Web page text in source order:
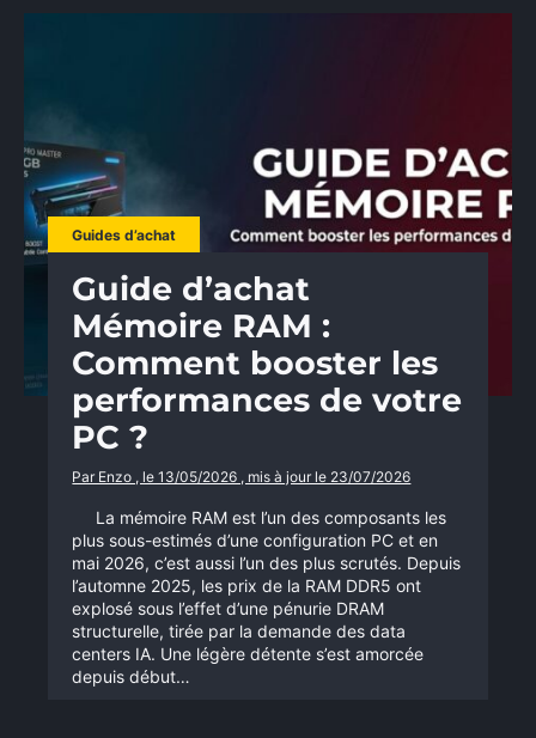
Guides d’achat
Guide d’achat
Mémoire RAM :
Comment booster les
performances de votre
PC ?
Par Enzo , le 13/05/2026 , mis à jour le 23/07/2026
La mémoire RAM est l’un des composants les
plus sous-estimés d’une configuration PC et en
mai 2026, c’est aussi l’un des plus scrutés. Depuis
l’automne 2025, les prix de la RAM DDR5 ont
explosé sous l’effet d’une pénurie DRAM
structurelle, tirée par la demande des data
centers IA. Une légère détente s’est amorcée
depuis début…